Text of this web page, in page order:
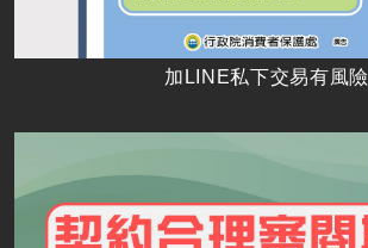
加LINE私下交易有風險